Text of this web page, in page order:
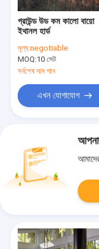
গ্রাউন্ড উড কম কালো বায়ো
ইথানল হার্ড
মূল্য:negotiable
MOQ:10 সেট
সর্বশেষ দাম পান
এখন যোগাযোগ